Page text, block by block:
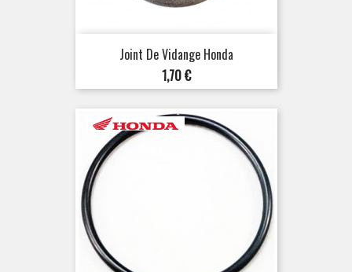
Joint De Vidange Honda
Prix
1,70 €